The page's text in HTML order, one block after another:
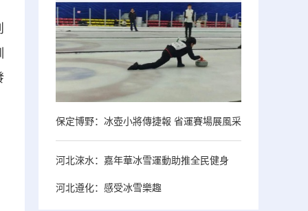
保定博野：冰壺小將傳捷報 省運賽場展風采
河北淶水：嘉年華冰雪運動助推全民健身
河北遵化：感受冰雪樂趣